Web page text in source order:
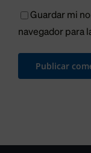
los
Guardar mi
navegador para